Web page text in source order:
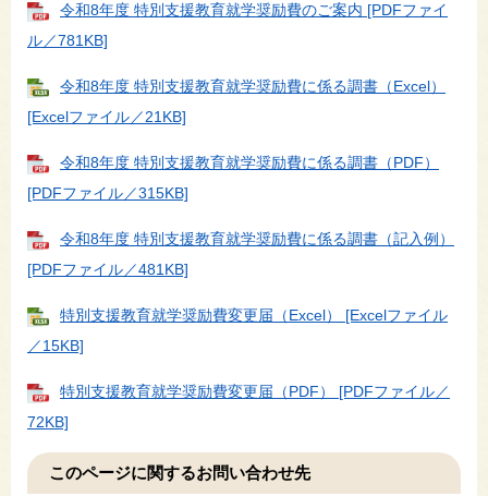
令和8年度 特別支援教育就学奨励費のご案内 [PDFファイ
ル／781KB]
令和8年度 特別支援教育就学奨励費に係る調書（Excel）
[Excelファイル／21KB]
令和8年度 特別支援教育就学奨励費に係る調書（PDF）
[PDFファイル／315KB]
令和8年度 特別支援教育就学奨励費に係る調書（記入例）
[PDFファイル／481KB]
特別支援教育就学奨励費変更届（Excel） [Excelファイル
／15KB]
特別支援教育就学奨励費変更届（PDF） [PDFファイル／
72KB]
このページに関するお問い合わせ先